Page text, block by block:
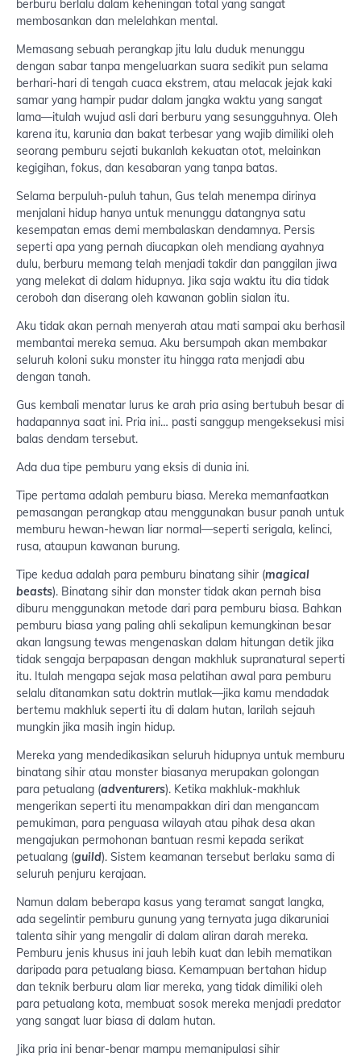
berburu berlalu dalam keheningan total yang sangat
membosankan dan melelahkan mental.
Memasang sebuah perangkap jitu lalu duduk menunggu
dengan sabar tanpa mengeluarkan suara sedikit pun selama
berhari-hari di tengah cuaca ekstrem, atau melacak jejak kaki
samar yang hampir pudar dalam jangka waktu yang sangat
lama—itulah wujud asli dari berburu yang sesungguhnya. Oleh
karena itu, karunia dan bakat terbesar yang wajib dimiliki oleh
seorang pemburu sejati bukanlah kekuatan otot, melainkan
kegigihan, fokus, dan kesabaran yang tanpa batas.
Selama berpuluh-puluh tahun, Gus telah menempa dirinya
menjalani hidup hanya untuk menunggu datangnya satu
kesempatan emas demi membalaskan dendamnya. Persis
seperti apa yang pernah diucapkan oleh mendiang ayahnya
dulu, berburu memang telah menjadi takdir dan panggilan jiwa
yang melekat di dalam hidupnya. Jika saja waktu itu dia tidak
ceroboh dan diserang oleh kawanan goblin sialan itu.
Aku tidak akan pernah menyerah atau mati sampai aku berhasil
membantai mereka semua. Aku bersumpah akan membakar
seluruh koloni suku monster itu hingga rata menjadi abu
dengan tanah.
Gus kembali menatar lurus ke arah pria asing bertubuh besar di
hadapannya saat ini. Pria ini… pasti sanggup mengeksekusi misi
balas dendam tersebut.
Ada dua tipe pemburu yang eksis di dunia ini.
Tipe pertama adalah pemburu biasa. Mereka memanfaatkan
pemasangan perangkap atau menggunakan busur panah untuk
memburu hewan-hewan liar normal—seperti serigala, kelinci,
rusa, ataupun kawanan burung.
Tipe kedua adalah para pemburu binatang sihir (magical
beasts). Binatang sihir dan monster tidak akan pernah bisa
diburu menggunakan metode dari para pemburu biasa. Bahkan
pemburu biasa yang paling ahli sekalipun kemungkinan besar
akan langsung tewas mengenaskan dalam hitungan detik jika
tidak sengaja berpapasan dengan makhluk supranatural seperti
itu. Itulah mengapa sejak masa pelatihan awal para pemburu
selalu ditanamkan satu doktrin mutlak—jika kamu mendadak
bertemu makhluk seperti itu di dalam hutan, larilah sejauh
mungkin jika masih ingin hidup.
Mereka yang mendedikasikan seluruh hidupnya untuk memburu
binatang sihir atau monster biasanya merupakan golongan
para petualang (adventurers). Ketika makhluk-makhluk
mengerikan seperti itu menampakkan diri dan mengancam
pemukiman, para penguasa wilayah atau pihak desa akan
mengajukan permohonan bantuan resmi kepada serikat
petualang (guild). Sistem keamanan tersebut berlaku sama di
seluruh penjuru kerajaan.
Namun dalam beberapa kasus yang teramat sangat langka,
ada segelintir pemburu gunung yang ternyata juga dikaruniai
talenta sihir yang mengalir di dalam aliran darah mereka.
Pemburu jenis khusus ini jauh lebih kuat dan lebih mematikan
daripada para petualang biasa. Kemampuan bertahan hidup
dan teknik berburu alam liar mereka, yang tidak dimiliki oleh
para petualang kota, membuat sosok mereka menjadi predator
yang sangat luar biasa di dalam hutan.
Jika pria ini benar-benar mampu memanipulasi sihir